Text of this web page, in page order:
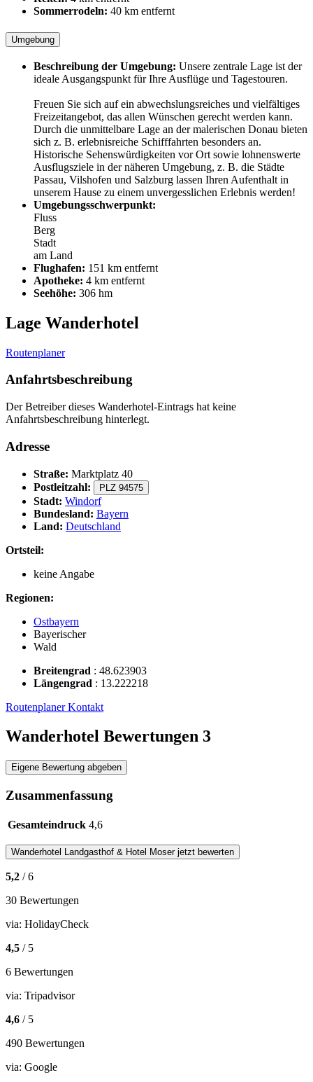
Sommerrodeln: 40 km entfernt
Umgebung
Beschreibung der Umgebung: Unsere zentrale Lage ist der
ideale Ausgangspunkt für Ihre Ausflüge und Tagestouren.
Freuen Sie sich auf ein abwechslungsreiches und vielfältiges
Freizeitangebot, das allen Wünschen gerecht werden kann.
Durch die unmittelbare Lage an der malerischen Donau bieten
sich z. B. erlebnisreiche Schifffahrten besonders an.
Historische Sehenswürdigkeiten vor Ort sowie lohnenswerte
Ausflugsziele in der näheren Umgebung, z. B. die Städte
Passau, Vilshofen und Salzburg lassen Ihren Aufenthalt in
unserem Hause zu einem unvergesslichen Erlebnis werden!
Umgebungsschwerpunkt:
Fluss
Berg
Stadt
am Land
Flughafen: 151 km entfernt
Apotheke: 4 km entfernt
Seehöhe: 306 hm
Lage Wanderhotel
Routenplaner
Anfahrtsbeschreibung
Der Betreiber dieses Wanderhotel-Eintrags hat keine
Anfahrtsbeschreibung hinterlegt.
Adresse
Straße: Marktplatz 40
Postleitzahl:
PLZ 94575
Stadt: Windorf
Bundesland: Bayern
Land: Deutschland
Ortsteil:
keine Angabe
Regionen:
Ostbayern
Bayerischer
Wald
Breitengrad : 48.623903
Längengrad : 13.222218
RoutenplanerKontakt
Wanderhotel Bewertungen 3
Eigene Bewertung abgeben
Zusammenfassung
Gesamteindruck 4,6
Wanderhotel Landgasthof & Hotel Moserjetzt bewerten
5,2 / 6
30 Bewertungen
via: HolidayCheck
4,5 / 5
6 Bewertungen
via: Tripadvisor
4,6 / 5
490 Bewertungen
via: Google